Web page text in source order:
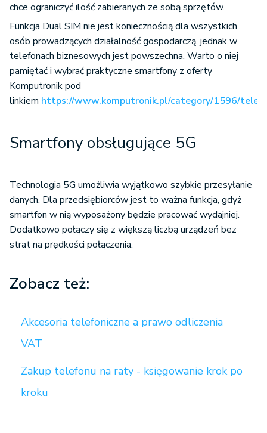
chce ograniczyć ilość zabieranych ze sobą sprzętów.
Funkcja Dual SIM nie jest koniecznością dla wszystkich
osób prowadzących działalność gospodarczą, jednak w
telefonach biznesowych jest powszechna. Warto o niej
pamiętać i wybrać praktyczne smartfony z oferty
Komputronik pod
linkiem https://www.komputronik.pl/category/1596/
Smartfony obsługujące 5G
Technologia 5G umożliwia wyjątkowo szybkie przesyłanie
danych. Dla przedsiębiorców jest to ważna funkcja, gdyż
smartfon w nią wyposażony będzie pracować wydajniej.
Dodatkowo połączy się z większą liczbą urządzeń bez
strat na prędkości połączenia.
Zobacz też:
Akcesoria telefoniczne a prawo odliczenia
VAT
Zakup telefonu na raty - księgowanie krok po
kroku